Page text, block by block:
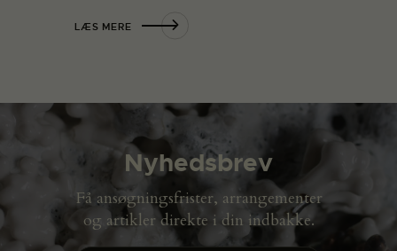
LÆS MERE
Nyhedsbrev
Få ansøgningsfrister, arrangementer
og artikler direkte i din indbakke.